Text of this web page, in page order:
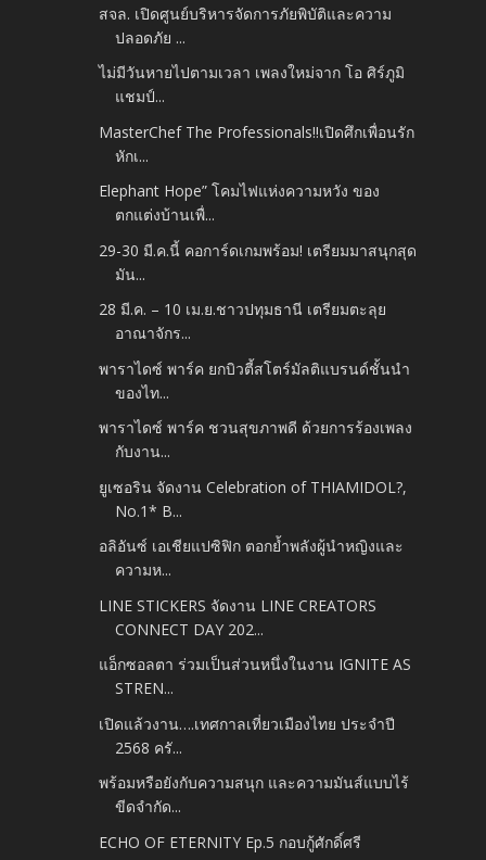
สจล. เปิดศูนย์บริหารจัดการภัยพิบัติและความ
ปลอดภัย ...
ไม่มีวันหายไปตามเวลา เพลงใหม่จาก โอ ศิร์ภูมิ
แชมป์...
MasterChef The Professionals!!เปิดศึกเพื่อนรัก
หักเ...
Elephant Hope” โคมไฟแห่งความหวัง ของ
ตกแต่งบ้านเพื่...
29-30 มี.ค.นี้ คอการ์ดเกมพร้อม! เตรียมมาสนุกสุด
มัน...
28 มี.ค. – 10 เม.ย.ชาวปทุมธานี เตรียมตะลุย
อาณาจักร...
พาราไดซ์ พาร์ค ยกบิวตี้สโตร์มัลติแบรนด์ชั้นนำ
ของไท...
พาราไดซ์ พาร์ค ชวนสุขภาพดี ด้วยการร้องเพลง
กับงาน...
ยูเซอริน จัดงาน Celebration of THIAMIDOL?,
No.1* B...
อลิอันซ์ เอเชียแปซิฟิก ตอกย้ำพลังผู้นำหญิงและ
ความห...
LINE STICKERS จัดงาน LINE CREATORS
CONNECT DAY 202...
แอ็กซอลตา ร่วมเป็นส่วนหนึ่งในงาน IGNITE AS
STREN...
เปิดแล้วงาน….เทศกาลเที่ยวเมืองไทย ประจำปี
2568 ครั...
พร้อมหรือยังกับความสนุก และความมันส์แบบไร้
ขีดจำกัด...
ECHO OF ETERNITY Ep.5 กอบกู้ศักดิ์ศรี